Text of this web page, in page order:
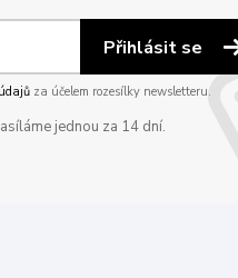
Přihlásit se
za účelem rozesílky newsletteru.
jednou za 14 dní.